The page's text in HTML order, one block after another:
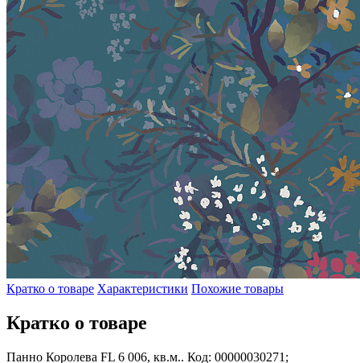
Кратко о товаре Характеристики Похожие товары
Кратко о товаре
Панно Королева FL 6 006, кв.м.. Код: 00000030271;